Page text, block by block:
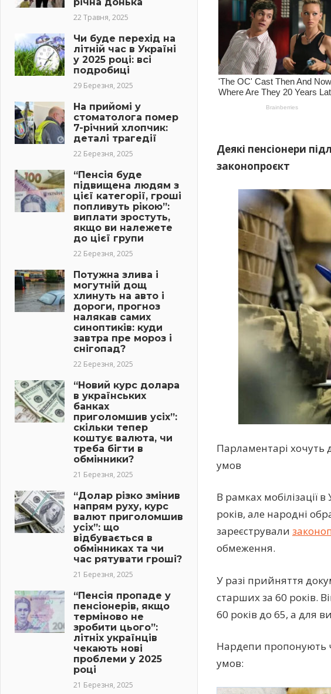
Деякі пенсіонери
законопроєкт
Парламентарі хочуть
умов
В рамках мобілізації
років, але народні
зареєстрували
обмеження.
У разі прийняття
старших за 60 років.
60 років до 65, а для
Нардепи пропонують
умов:
22 Травня, 2025
Чи буде перехід на
літній час в Україні
у 2025 році: всі
подробиці
29 Березня, 2025
На прийомі у
стоматолога помер
7-річний хлопчик:
деталі трагедії
22 Березня, 2025
“Пенсія буде
підвищена людям з
цієї категорії, гроші
попливуть рікою”:
виплати зростуть,
якщо ви належете
до цієї групи
22 Березня, 2025
Потужна злива і
могутній дощ
хлинуть на авто і
дороги, прогноз
налякав самих
синоптиків: куди
завтра пре мороз і
снігопад?
22 Березня, 2025
“Новий курс долара
в українських
банках
приголомшив усіх”:
скільки тепер
коштує валюта, чи
треба бігти в
обмінники?
21 Березня, 2025
“Долар різко змінив
напрям руху, курс
валют приголомшив
усіх”: що
відбувається в
обмінниках та чи
час рятувати гроші?
21 Березня, 2025
“Пенсія пропаде у
пенсіонерів, якщо
терміново не
зробити цього”:
літніх українців
чекають нові
проблеми у 2025
році
21 Березня, 2025